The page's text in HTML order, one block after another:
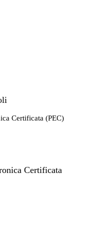
Certificata (PEC)
Certificata